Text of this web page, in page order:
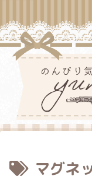
マグネ